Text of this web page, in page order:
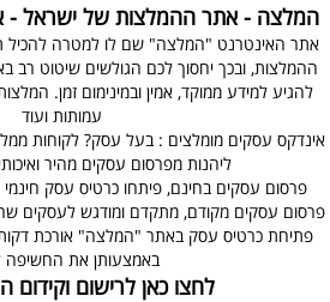
המלצה - אתר ההמלצות של ישראל -
אתר האינטרנט "המלצה" שם לו למטרה להכיל
ההמלצות, ובכך יחסוך לכם הגולשים שיטוט רב
להגיע למידע ממוקד, אמין ובמינימום זמן.
עמותות ועוד
אינדקס עסקים מומלצים : בעל עסק? לקוחות
ליהנות מפרסום עסקים מהיר
פרסום עסקים בחינם, פיתחו כרטיס עסק חינמי
פרסום עסקים מקודם, מתקדם ומודגש לעסקים
פתיחת כרטיס עסק באתר "המלצה" אורכת
באמצעותן את החשיפה
לחצו כאן לרישום